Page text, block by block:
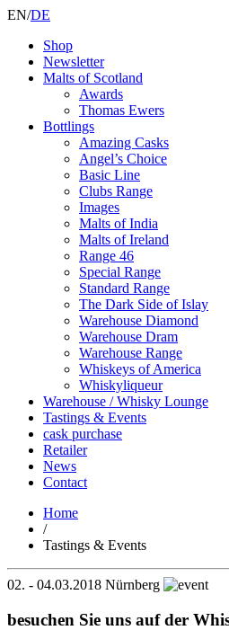
EN/DE
Shop
Newsletter
Malts of Scotland
Awards
Thomas Ewers
Bottlings
Amazing Casks
Angel’s Choice
Basic Line
Clubs Range
Images
Malts of India
Malts of Ireland
Range 46
Special Range
Standard Range
The Dark Side of Islay
Warehouse Diamond
Warehouse Dram
Warehouse Range
Whiskeys of America
Whiskyliqueur
Warehouse / Whisky Lounge
Tastings & Events
cask purchase
Retailer
News
Contact
Home
/
Tastings & Events
02. - 04.03.2018 Nürnberg
besuchen Sie uns auf der